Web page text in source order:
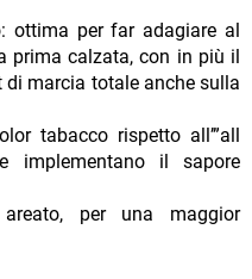
ottima per far adagiare al
prima calzata, con in più il
marcia totale anche sulla
tabacco rispetto all’”all
implementano il sapore
per una maggior